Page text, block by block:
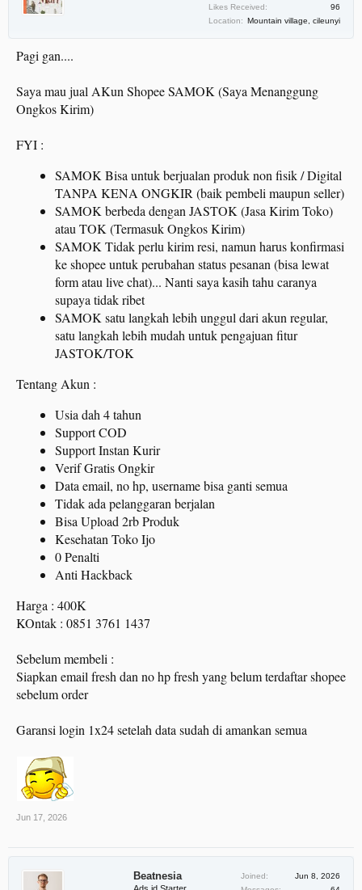
Likes Received:
96
Location: Mountain village, cileunyi
Pagi gan....
Saya mau jual AKun Shopee SAMOK (Saya Menanggung
Ongkos Kirim)
FYI :
SAMOK Bisa untuk berjualan produk non fisik / Digital
TANPA KENA ONGKIR (baik pembeli maupun seller)
SAMOK berbeda dengan JASTOK (Jasa Kirim Toko)
atau TOK (Termasuk Ongkos Kirim)
SAMOK Tidak perlu kirim resi, namun harus konfirmasi
ke shopee untuk perubahan status pesanan (bisa lewat
form atau live chat)... Nanti saya kasih tahu caranya
supaya tidak ribet
SAMOK satu langkah lebih unggul dari akun regular,
satu langkah lebih mudah untuk pengajuan fitur
JASTOK/TOK
Tentang Akun :
Usia dah 4 tahun
Support COD
Support Instan Kurir
Verif Gratis Ongkir
Data email, no hp, username bisa ganti semua
Tidak ada pelanggaran berjalan
Bisa Upload 2rb Produk
Kesehatan Toko Ijo
0 Penalti
Anti Hackback
Harga : 400K
KOntak : 0851 3761 1437
Sebelum membeli :
Siapkan email fresh dan no hp fresh yang belum terdaftar shopee
sebelum order
Garansi login 1x24 setelah data sudah di amankan semua
Jun 17, 2026
Beatnesia Joined:
Jun 8, 2026